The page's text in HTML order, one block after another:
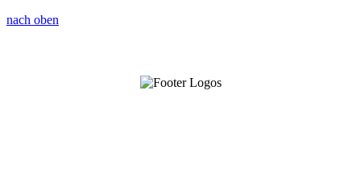
nach oben